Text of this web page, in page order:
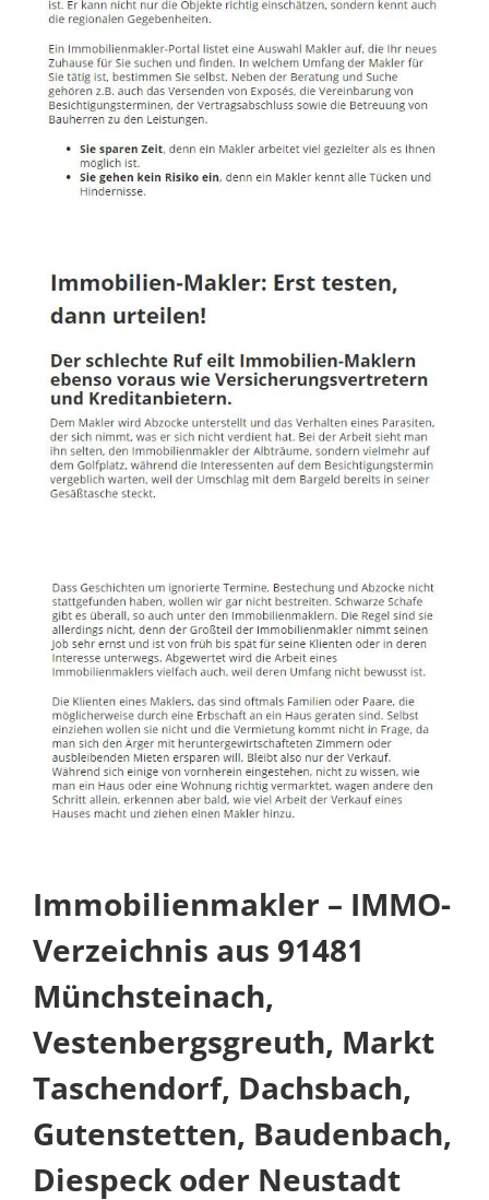
Immobilienmakler – IMMO-
Verzeichnis aus 91481
Münchsteinach,
Vestenbergsgreuth, Markt
Taschendorf, Dachsbach,
Gutenstetten, Baudenbach,
Diespeck oder Neustadt